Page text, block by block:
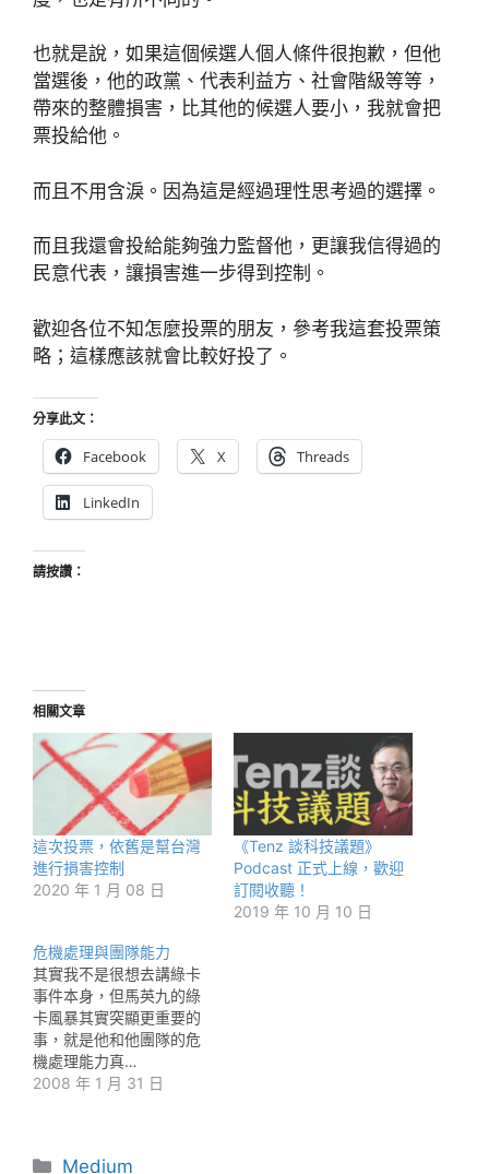
也就是說，如果這個候選人個人條件很抱歉，但他
當選後，他的政黨、代表利益方、社會階級等等，
帶來的整體損害，比其他的候選人要小，我就會把
票投給他。
而且不用含淚。因為這是經過理性思考過的選擇。
而且我還會投給能夠強力監督他，更讓我信得過的
民意代表，讓損害進一步得到控制。
歡迎各位不知怎麼投票的朋友，參考我這套投票策
略；這樣應該就會比較好投了。
分享此文：
Facebook X Threads
LinkedIn
請按讚：
相關文章
這次投票，依舊是幫台灣
進行損害控制
2020 年 1 月 08 日
《Tenz 談科技議題》
Podcast 正式上線，歡迎
訂閱收聽！
2019 年 10 月 10 日
危機處理與團隊能力
其實我不是很想去講綠卡
事件本身，但馬英九的綠
卡風暴其實突顯更重要的
事，就是他和他團隊的危
機處理能力真…
2008 年 1 月 31 日
分
Medium